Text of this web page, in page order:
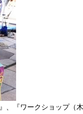
、『ワークショップ（